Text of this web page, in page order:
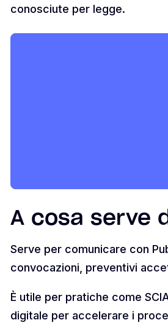
conosciute per legge.
A cosa serve
Serve per comunicare con
convocazioni, preventivi
È utile per pratiche come
digitale per accelerare i